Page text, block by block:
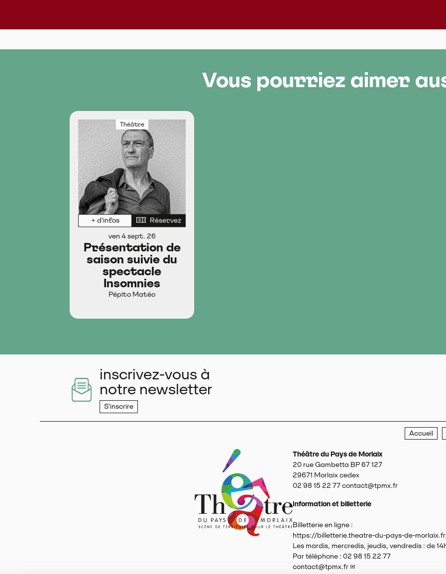
Vous pourriez aimer
Théâtre
+ d'infos
Réservez
ven 4 sept. 26
Présentation de
saison suivie du
spectacle
Insomnies
Pépito Matéo
inscrivez-vous à
notre newsletter
S'inscrire
Accueil
Théâtre du Pays de Morlaix
20 rue Gambetta BP 67 127
29671 Morlaix cedex
02 98 15 22 77 contact@tpmx.fr
Information et billetterie
Billetterie en ligne :
https://billetterie.theatre-du-pays-de-
Les mardis, mercredis, jeudis, vendredis : de
Par téléphone : 02 98 15 22 77
contact@tpmx.fr